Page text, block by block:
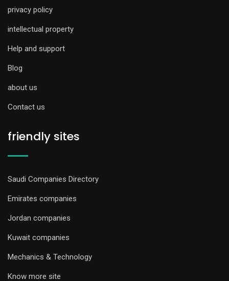
privacy policy
intellectual property
Help and support
Blog
about us
Contact us
friendly sites
Saudi Companies Directory
Emirates companies
Jordan companies
Kuwait companies
Mechanics & Technology
Know more site